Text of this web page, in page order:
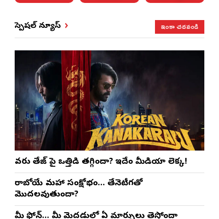
స్పెషల్ న్యూస్ ఇంకా చదవండి
వరుణ్ తేజ్‌ పై ఒత్తిడి తగ్గిందా? ఇదేం మీడియా లెక్క!
రాబోయే మహా సంక్షోభం… తేనెటీగతో
మొదలవుతుందా?
మీ ఫోన్… మీ మెదడులో ఏ మార్పులు తెస్తోందా